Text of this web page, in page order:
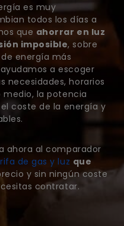
es muy
todos los días a
que ahorrar en luz
imposible, sobre
energía más
a escoger
necesidades, horarios
medio, la potencia
coste de la energía y
ahora al comparador
de gas y luz que
y sin ningún coste
contratar.